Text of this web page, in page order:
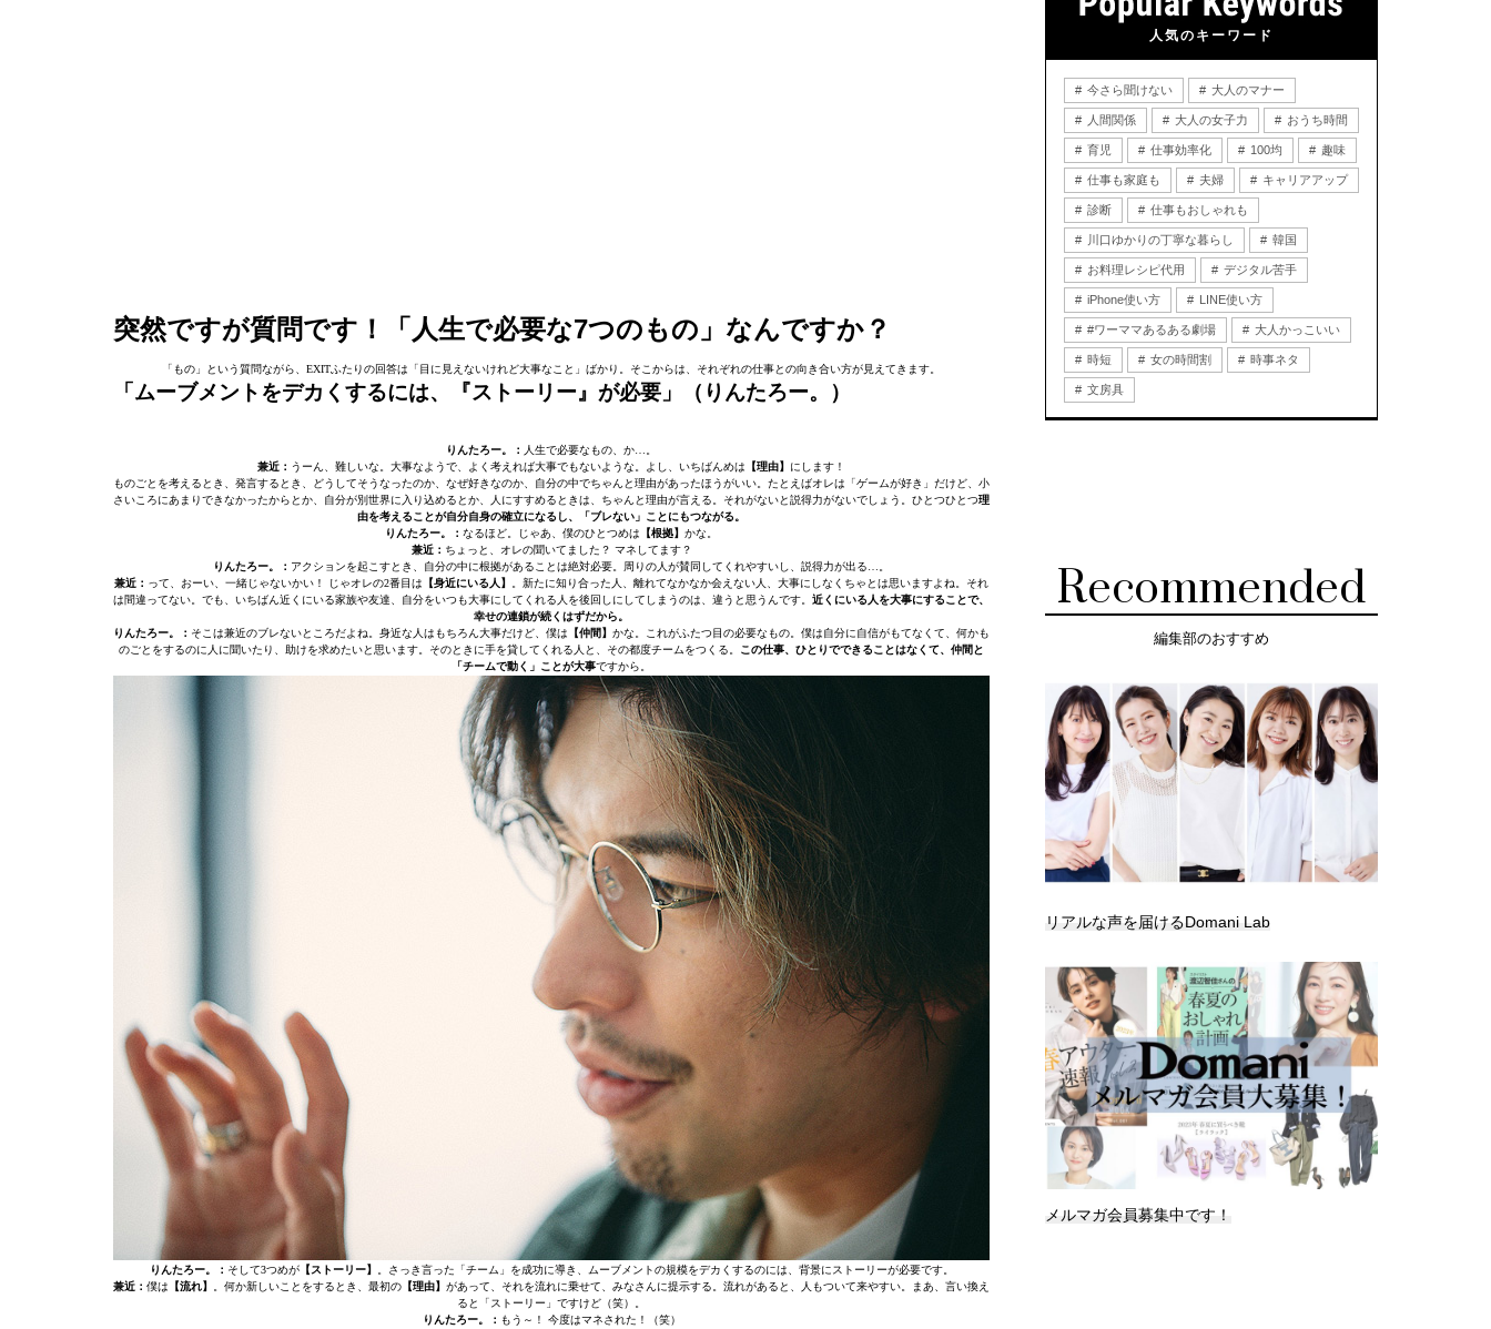
突然ですが質問です！「人生で必要な7つのもの」なんですか？
「もの」という質問ながら、EXITふたりの回答は「目に見えないけれど大事なこと」ばかり。そこからは、それぞれの仕事との向き合い方が見えてきます。
「ムーブメントをデカくするには、『ストーリー』が必要」（りんたろー。）
りんたろー。： 人生で必要なもの、か…。
兼近： うーん、難しいな。大事なようで、よく考えれば大事でもないような。よし、いちばんめは 【理由】 にします！
ものごとを考えるとき、発言するとき、どうしてそうなったのか、なぜ好きなのか、自分の中でちゃんと理由があったほうがいい。たとえばオレは「ゲームが好き」だけど、小
さいころにあまりできなかったからとか、自分が別世界に入り込めるとか、人にすすめるときは、ちゃんと理由が言える。それがないと説得力がないでしょう。ひとつひとつ理
由を考えることが自分自身の確立になるし、「ブレない」ことにもつながる。
りんたろー。： なるほど。じゃあ、僕のひとつめは 【根拠】 かな。
兼近： ちょっと、オレの聞いてました？ マネしてます？
りんたろー。： アクションを起こすとき、自分の中に根拠があることは絶対必要。周りの人が賛同してくれやすいし、説得力が出る…。
兼近： って、おーい、一緒じゃないかい！ じゃオレの2番目は 【身近にいる人】
。新たに知り合った人、離れてなかなか会えない人、大事にしなくちゃとは思いますよね。それ
は間違ってない。でも、いちばん近くにいる家族や友達、自分をいつも大事にしてくれる人を後回しにしてしまうのは、違うと思うんです。 近くにいる人を大事にすることで、
幸せの連鎖が続くはずだから。
りんたろー。： そこは兼近のブレないところだよね。身近な人はもちろん大事だけど、僕は 【仲間】 かな。これがふたつ目の必要なもの。僕は自分に自信がもてなくて、何かも
のごとをするのに人に聞いたり、助けを求めたいと思います。そのときに手を貸してくれる人と、その都度チームをつくる。 この仕事、ひとりでできることはなくて、仲間と
「チームで動く」ことが大事ですから。
りんたろー。： そして3つめが【ストーリー】
。さっき言った「チーム」を成功に導き、ムーブメントの規模をデカくするのには、背景にストーリーが必要です。
兼近： 僕は 【流れ】 。何か新しいことをするとき、最初の 【理由】 があって、それを流れに乗せて、みなさんに提示する。流れがあると、人もついて来やすい。まあ、言い換え
ると「ストーリー」ですけど（笑）。
りんたろー。： もう～！ 今度はマネされた！（笑）
人気のキーワード
今さら聞けない 大人のマナー
人間関係 大人の女子力 おうち時間
育児 仕事効率化 100均 趣味
仕事も家庭も 夫婦 キャリアアップ
診断 仕事もおしゃれも
川口ゆかりの丁寧な暮らし 韓国
お料理レシピ代用 デジタル苦手
iPhone使い方 LINE使い方
#ワーママあるある劇場 大人かっこいい
時短 女の時間割 時事ネタ
文房具
Recommended
編集部のおすすめ
リアルな声を届けるDomani Lab
メルマガ会員募集中です！